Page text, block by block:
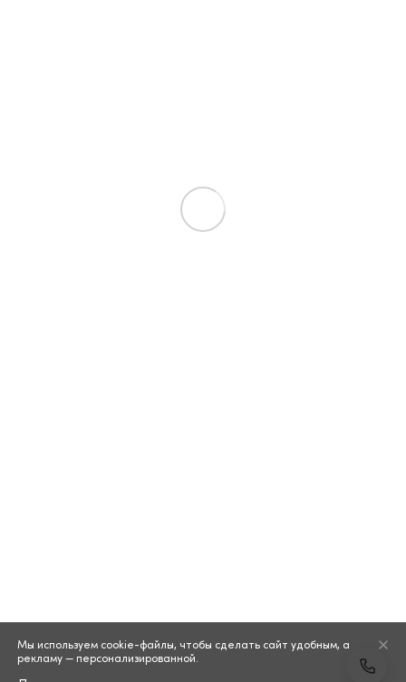
Мы используем cookie-файлы, чтобы сделать сайт удобным, а
рекламу — персонализированной.